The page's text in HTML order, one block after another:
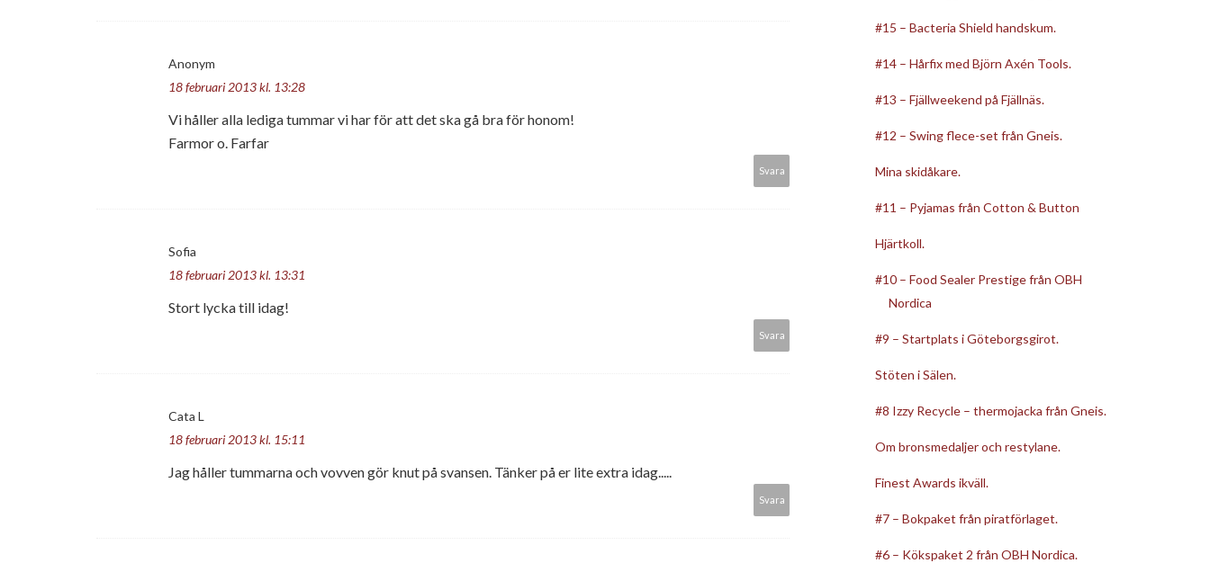
Anonym
18 februari 2013 kl. 13:28
Vi håller alla lediga tummar vi har för att det ska gå bra för honom!
Farmor o. Farfar
Svara
Sofia
18 februari 2013 kl. 13:31
Stort lycka till idag!
Svara
Cata L
18 februari 2013 kl. 15:11
Jag håller tummarna och vovven gör knut på svansen. Tänker på er lite extra idag.....
Svara
#15 – Bacteria Shield handskum.
#14 – Hårfix med Björn Axén Tools.
#13 – Fjällweekend på Fjällnäs.
#12 – Swing flece-set från Gneis.
Mina skidåkare.
#11 – Pyjamas från Cotton & Button
Hjärtkoll.
#10 – Food Sealer Prestige från OBH
Nordica
#9 – Startplats i Göteborgsgirot.
Stöten i Sälen.
#8 Izzy Recycle – thermojacka från Gneis.
Om bronsmedaljer och restylane.
Finest Awards ikväll.
#7 – Bokpaket från piratförlaget.
#6 – Kökspaket 2 från OBH Nordica.